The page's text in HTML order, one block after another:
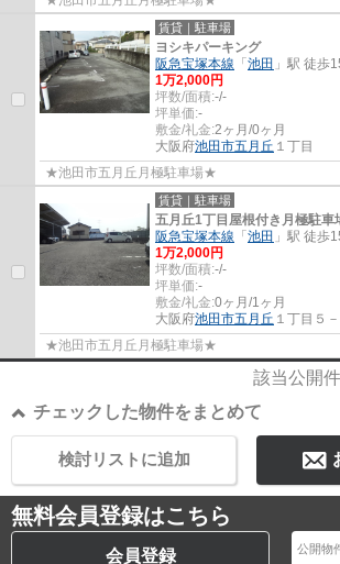
賃貸｜駐車場
ヨシキパーキング
阪急宝塚本線 「 池田 」駅 徒歩
1万2,000円
坪数/面積:-/-
坪単価:-
敷金/礼金:2ヶ月/0ヶ月
大阪府池田市五月丘 １丁目
★池田市五月丘月極駐車場★
賃貸｜駐車場
五月丘1丁目屋根付き月極駐車
阪急宝塚本線 「 池田 」駅 徒歩
1万2,000円
坪数/面積:-/-
坪単価:-
敷金/礼金:0ヶ月/1ヶ月
大阪府池田市五月丘 １丁目５
★池田市五月丘月極駐車場★
該当公開
チェックした物件をまとめて
検討リストに追加
無料会員登録はこちら
会員登録 公開物